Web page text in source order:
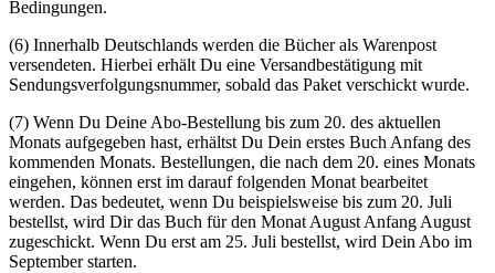
Bedingungen.
(6) Innerhalb Deutschlands werden die Bücher als Warenpost
versendeten. Hierbei erhält Du eine Versandbestätigung mit
Sendungsverfolgungsnummer, sobald das Paket verschickt wurde.
(7) Wenn Du Deine Abo-Bestellung bis zum 20. des aktuellen
Monats aufgegeben hast, erhältst Du Dein erstes Buch Anfang des
kommenden Monats. Bestellungen, die nach dem 20. eines Monats
eingehen, können erst im darauf folgenden Monat bearbeitet
werden. Das bedeutet, wenn Du beispielsweise bis zum 20. Juli
bestellst, wird Dir das Buch für den Monat August Anfang August
zugeschickt. Wenn Du erst am 25. Juli bestellst, wird Dein Abo im
September starten.